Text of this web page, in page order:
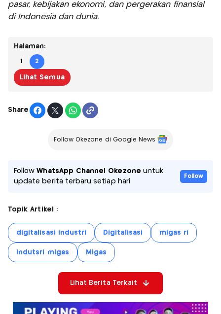
pasar, kebijakan ekonomi, dan pergerakan finansial
di Indonesia dan dunia.
Halaman:
1 2
Lihat Semua
Share
Follow Okezone di Google News
FollowWhatsApp Channel Okezone untuk
update berita terbaru setiap hari
Follow
Topik Artikel :
digitalisasi industri Digitalisasi migas ri
indutsri migas Migas
Lihat Berita Terkait